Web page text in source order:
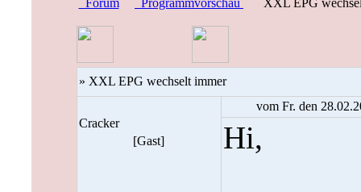
Forum Programmvorschau XXL EPG
» XXL EPG wechselt immer
Cracker
[Gast]
vom Fr. den
Hi,